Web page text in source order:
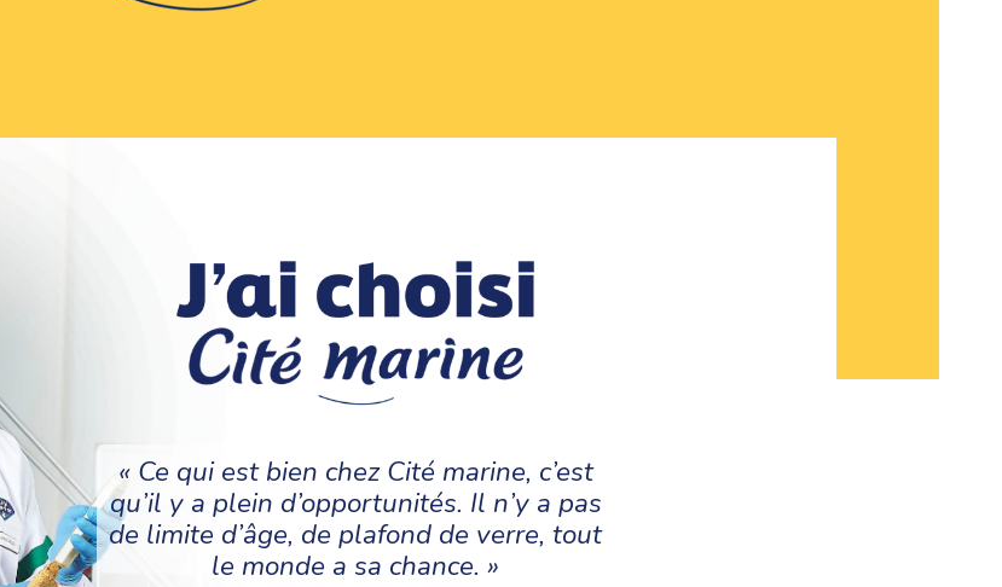
« Ce qui est bien chez Cité marine, c’est
qu’il y a plein d’opportunités. Il n’y a pas
de limite d’âge, de plafond de verre, tout
le monde a sa chance. »